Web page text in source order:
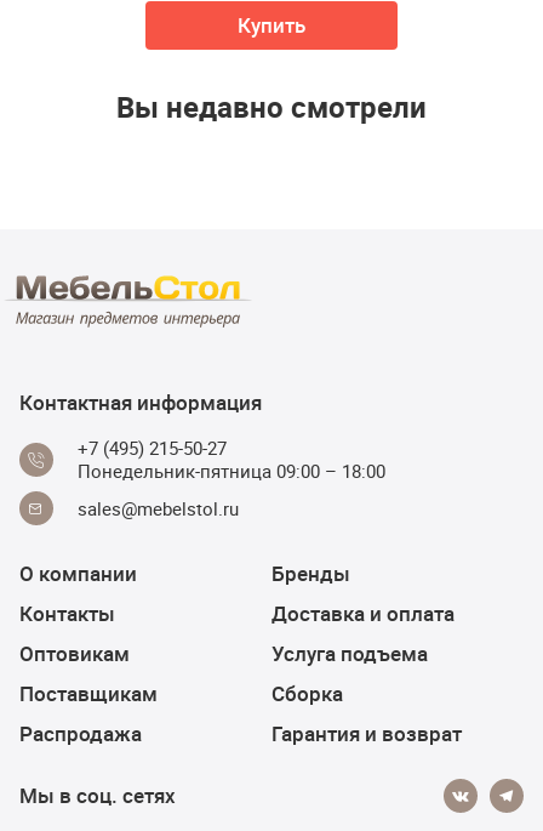
Купить
Вы недавно смотрели
Контактная информация
+7 (495) 215-50-27
Понедельник-пятница 09:00 – 18:00
sales@mebelstol.ru
О компании
Контакты
Оптовикам
Поставщикам
Распродажа
Бренды
Доставка и оплата
Услуга подъема
Сборка
Гарантия и возврат
Мы в соц. сетях